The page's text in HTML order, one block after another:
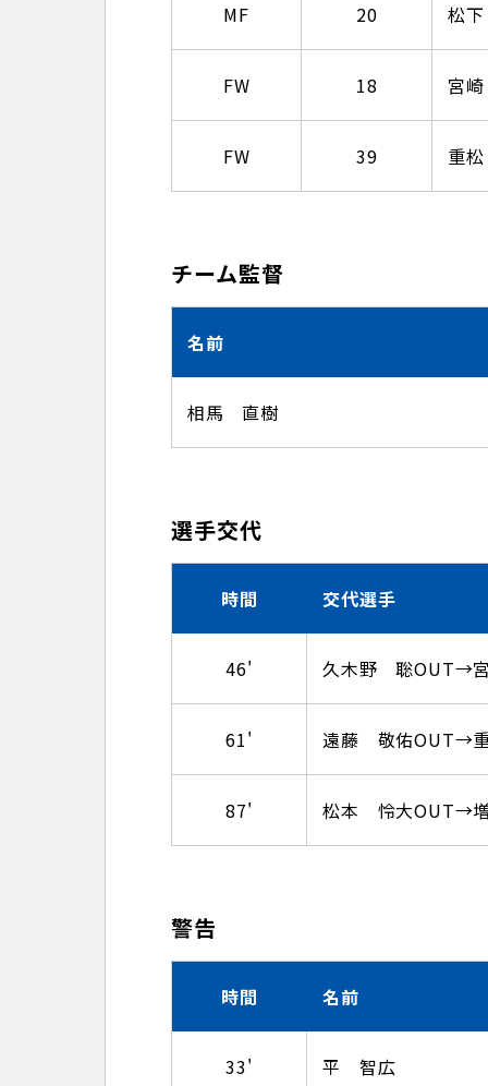
MF 20 松
FW 18 宮
FW 39 重
チーム監督
名前
相馬 直樹
選手交代
時間 交代選手
46' 久木野 聡OUT→
61' 遠藤 敬佑OUT→
87' 松本 怜大OUT→
警告
時間 名前
33' 平 智広